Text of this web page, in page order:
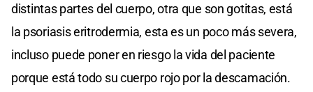
distintas partes del cuerpo, otra que son gotitas, está
la psoriasis eritrodermia, esta es un poco más severa,
incluso puede poner en riesgo la vida del paciente
porque está todo su cuerpo rojo por la descamación.